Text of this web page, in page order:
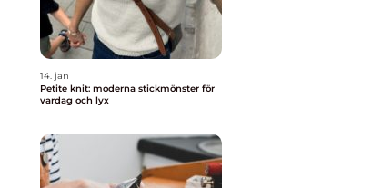
14. jan
Petite knit: moderna stickmönster för
vardag och lyx